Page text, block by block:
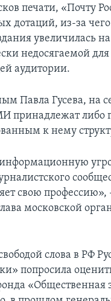
печати, «Почту
дотаций, из-за
увеличилась
недосягаемой
аудитории.
Павла Гусева, на
принадлежат либо
к нему
информационную
свою профессию»,
московской
слова в РФ
попросила
«Общественная